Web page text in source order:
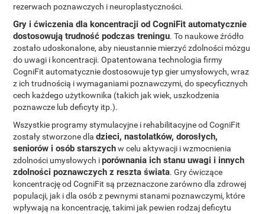
rezerwach poznawczych i neuroplastyczności.
Gry i ćwiczenia dla koncentracji od CogniFit automatycznie
dostosowują trudność podczas treningu. To naukowe źródło
zostało udoskonalone, aby nieustannie mierzyć zdolności mózgu
do uwagi i koncentracji. Opatentowana technologia firmy
CogniFit automatycznie dostosowuje typ gier umysłowych, wraz
z ich trudnością i wymaganiami poznawczymi, do specyficznych
cech każdego użytkownika (takich jak wiek, uszkodzenia
poznawcze lub deficyty itp.).
Wszystkie programy stymulacyjne i rehabilitacyjne od CogniFit
zostały stworzone dladzieci, nastolatków, dorosłych,
seniorów i osób starszychw celu aktywacji i wzmocnienia
zdolności umysłowych iporównania ich stanu uwagi i innych
zdolności poznawczych z reszta świata. Gry ćwiczące
koncentrację od CogniFit są przeznaczone zarówno dla zdrowej
populacji, jak i dla osób z pewnymi stanami poznawczymi, które
wpływają na koncentrację, takimi jak pewien rodzaj deficytu